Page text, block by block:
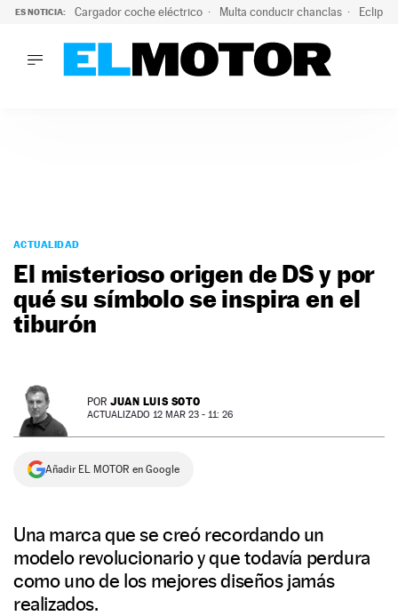
ES NOTICIA: Cargador coche eléctrico Multa conducir chanclas
PODCAST
MOTOS
TECNOLOGÍA
SUPERCOCHES
SERVICIOS
NEWSLETTER
SÍGUENOS
ACTUALIDAD
El misterioso origen de DS y por
qué su símbolo se inspira en el
tiburón
POR JUAN LUIS SOTO
ACTUALIZADO 12 MAR 23 - 11: 26
Añadir EL MOTOR en Google
Una marca que se creó recordando un
modelo revolucionario y que todavía perdura
como uno de los mejores diseños jamás
realizados.